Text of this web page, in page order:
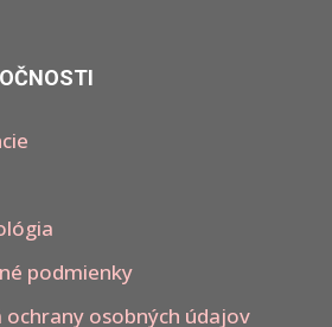
podmienky
ochrany osobných údajov